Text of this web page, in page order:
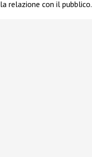
relazione con il pubblico.